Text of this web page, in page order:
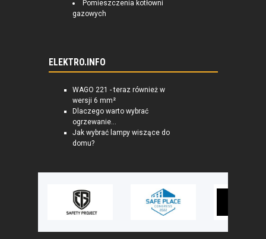
Pomieszczenia kotłowni
gazowych
ELEKTRO.INFO
WAGO 221 - teraz również w
wersji 6 mm²
Dlaczego warto wybrać
ogrzewanie...
Jak wybrać lampy wiszące do
domu?